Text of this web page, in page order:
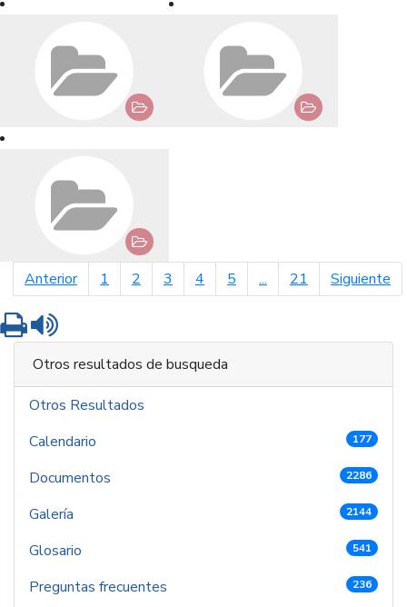
Anteriorpágina anterior
1 2 3 4 5 ... 21 Siguiente
Imprimir
Otros resultados de busqueda
Otros Resultados
Calendario
177
Documentos 2286
Galería 2144
Glosario 541
Preguntas frecuentes 236